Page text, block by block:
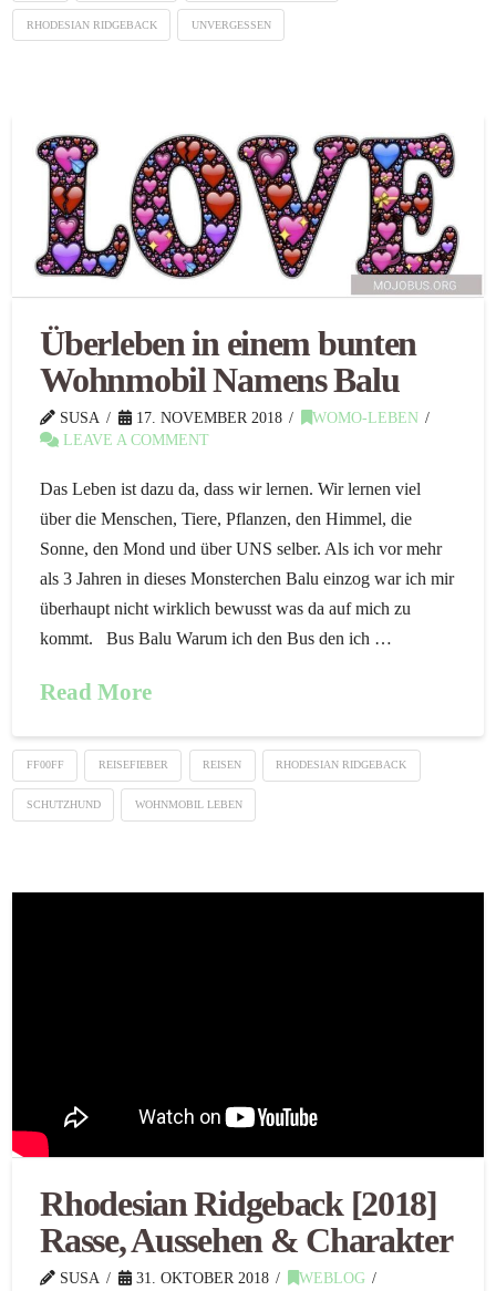
RHODESIAN RIDGEBACK UNVERGESSEN
Überleben in einem bunten
Wohnmobil Namens Balu
SUSA 17. NOVEMBER 2018
WOMO-LEBEN
LEAVE A COMMENT
Das Leben ist dazu da, dass wir lernen. Wir lernen viel
über die Menschen, Tiere, Pflanzen, den Himmel, die
Sonne, den Mond und über UNS selber. Als ich vor mehr
als 3 Jahren in dieses Monsterchen Balu einzog war ich mir
überhaupt nicht wirklich bewusst was da auf mich zu
kommt. Bus Balu Warum ich den Bus den ich …
Read More
FF00FF REISEFIEBER REISEN RHODESIAN RIDGEBACK
SCHUTZHUND WOHNMOBIL LEBEN
Rhodesian Ridgeback [2018]
Rasse, Aussehen & Charakter
SUSA 31. OKTOBER 2018
WEBLOG